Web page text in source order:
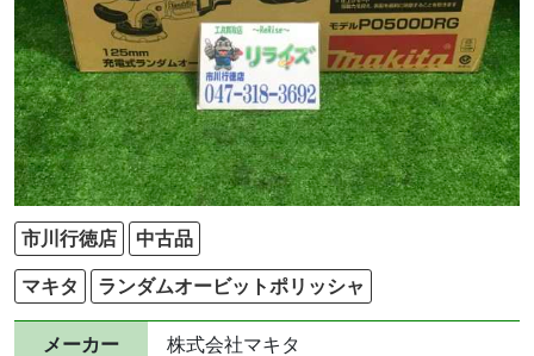
市川行徳店 中古品
マキタ ランダムオービットポリッシャ
メーカー 株式会社マキタ